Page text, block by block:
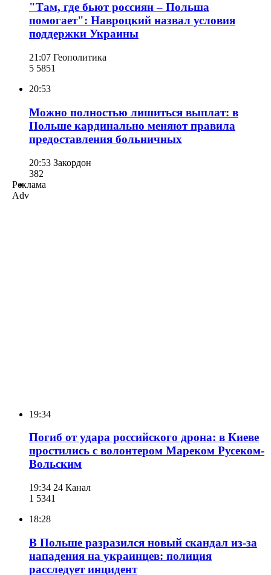
"Там, где бьют россиян – Польша
помогает": Навроцкий назвал условия
поддержки Украины
21:07 Геополитика
5 5851
20:53
Можно полностью лишиться выплат: в
Польше кардинально меняют правила
предоставления больничных
20:53 Закордон
382
Реклама
Adv
19:34
Погиб от удара российского дрона: в Киеве
простились с волонтером Мареком Русеком-
Вольским
19:34 24 Канал
1 5341
18:28
В Польше разразился новый скандал из-за
нападения на украинцев: полиция
расследует инцидент